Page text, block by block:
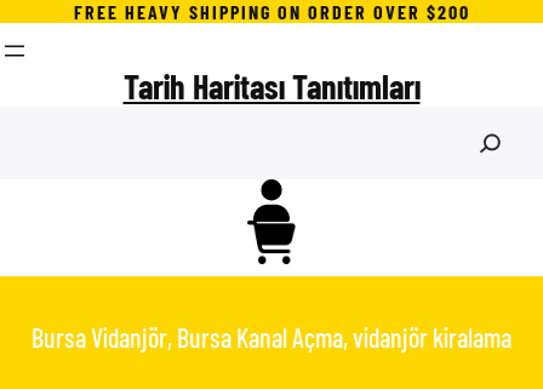
geç
FREE HEAVY SHIPPING ON ORDER OVER $200
Tarih Haritası Tanıtımları
Bursa Vidanjör, Bursa Kanal Açma, vidanjör kiralama